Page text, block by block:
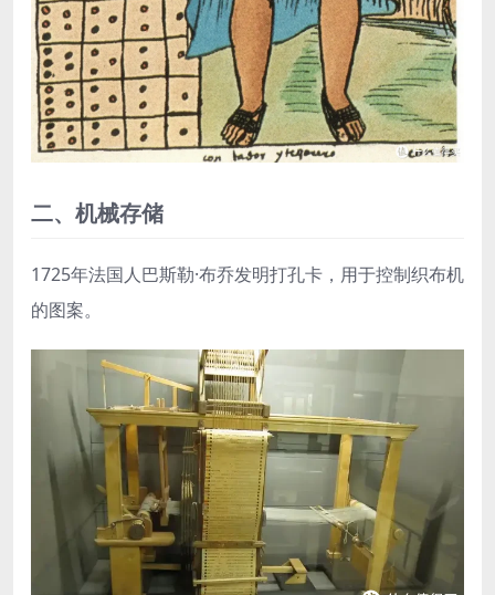
二、机械存储
1725年法国人巴斯勒·布乔发明打孔卡，用于控制织布机
的图案。